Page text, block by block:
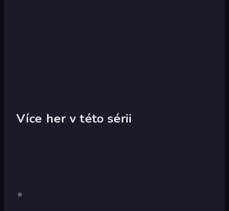
Více her v této sérii
Pouze